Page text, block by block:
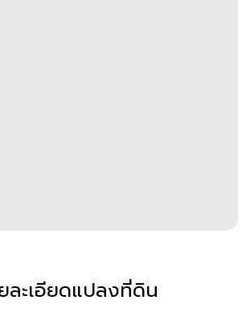
ละเอียดแปลงที่ดิน